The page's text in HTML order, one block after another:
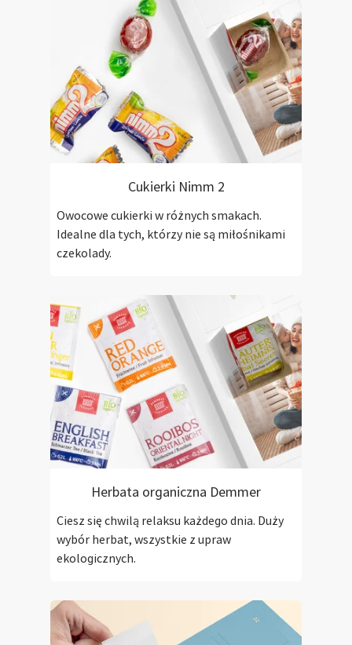
Cukierki Nimm 2
Owocowe cukierki w różnych smakach.
Idealne dla tych, którzy nie są miłośnikami
czekolady.
Herbata organiczna Demmer
Ciesz się chwilą relaksu każdego dnia. Duży
wybór herbat, wszystkie z upraw
ekologicznych.